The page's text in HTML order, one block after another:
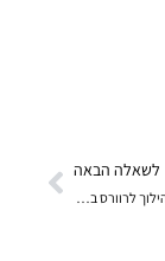
לשאלה הבאה